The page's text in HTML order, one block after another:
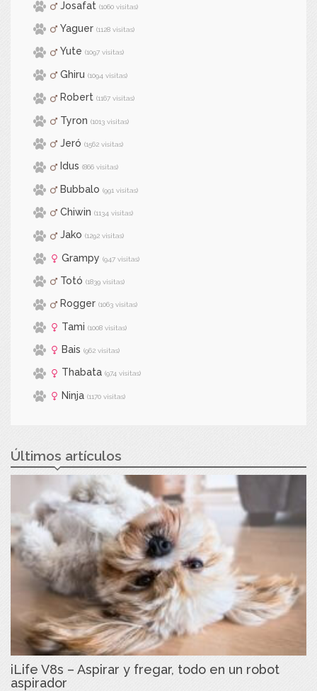
Josafat (1060 visitas)
Yaguer (1128 visitas)
Yute (1097 visitas)
Ghiru (1094 visitas)
Robert (1167 visitas)
Tyron (1013 visitas)
Jeró (1562 visitas)
Idus (866 visitas)
Bubbalo (991 visitas)
Chiwin (1134 visitas)
Jako (1292 visitas)
Grampy (947 visitas)
Totó (1839 visitas)
Rogger (1063 visitas)
Tami (1008 visitas)
Bais (962 visitas)
Thabata (974 visitas)
Ninja (1170 visitas)
Últimos artículos
iLife V8s – Aspirar y fregar, todo en un robot
aspirador